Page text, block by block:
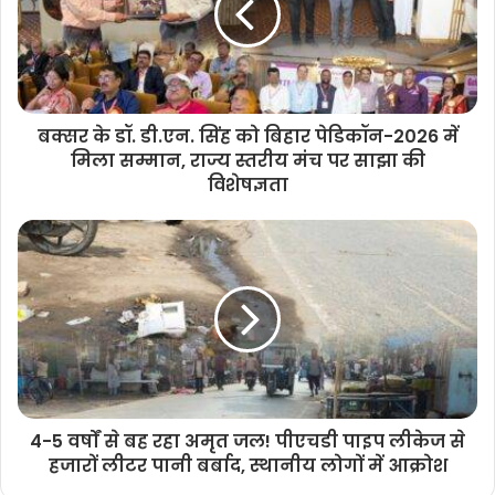
बक्सर के डॉ. डी.एन. सिंह को बिहार पेडिकॉन-2026 में
मिला सम्मान, राज्य स्तरीय मंच पर साझा की
विशेषज्ञता
4-5 वर्षों से बह रहा अमृत जल! पीएचडी पाइप लीकेज से
हजारों लीटर पानी बर्बाद, स्थानीय लोगों में आक्रोश